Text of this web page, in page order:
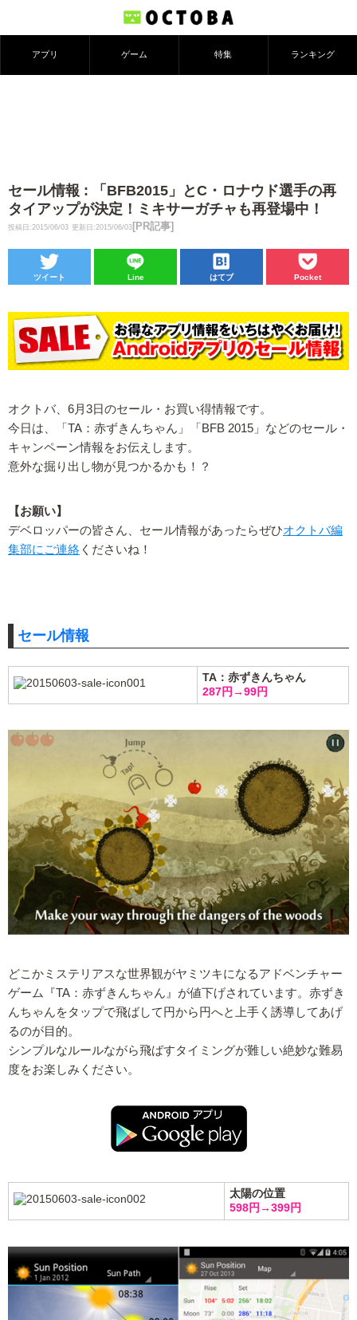
アプリ ゲーム 特集 ランキング
セール情報 : 「BFB2015」とC・ロナウド選手の再
タイアップが決定！ミキサーガチャも再登場中！
投稿日:2015/06/03 更新日:2015/06/03 [PR記事]
ツイート Line はてブ Pocket
オクトバ、6月3日のセール・お買い得情報です。
今日は、「TA：赤ずきんちゃん」「BFB 2015」などのセール・
キャンペーン情報をお伝えします。
意外な掘り出し物が見つかるかも！？
【お願い】
デベロッパーの皆さん、セール情報があったらぜひオクトバ編
集部にご連絡 くださいね！
セール情報
TA：赤ずきんちゃん
287円→99円
どこかミステリアスな世界観がヤミツキになるアドベンチャー
ゲーム『TA：赤ずきんちゃん』が値下げされています。赤ずき
んちゃんをタップで飛ばして円から円へと上手く誘導してあげ
るのが目的。
シンプルなルールながら飛ばすタイミングが難しい絶妙な難易
度をお楽しみください。
太陽の位置
598円→399円